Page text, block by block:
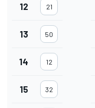
12 21
13 50
14 12
15 32